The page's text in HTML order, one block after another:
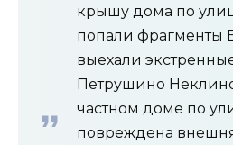
крышу дома по
попали фрагменты
выехали
Петрушино
частном доме по
повреждена